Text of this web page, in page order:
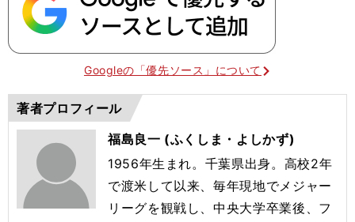
Googleの「優先ソース」について
著者プロフィール
福島良一 (ふくしま・よしかず)
1956年生まれ。千葉県出身。高校2年
で渡米して以来、毎年現地でメジャー
リーグを観戦し、中央大学卒業後、フ